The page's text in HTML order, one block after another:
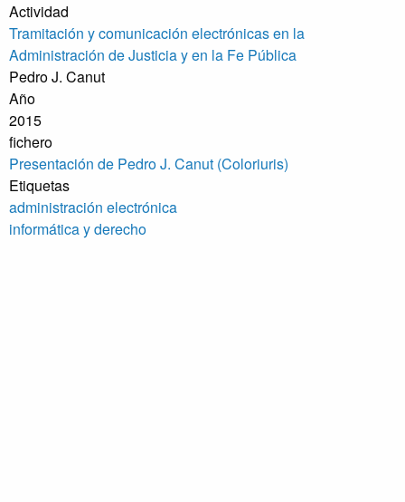
Actividad
Tramitación y comunicación electrónicas en la
Administración de Justicia y en la Fe Pública
Pedro J. Canut
Año
2015
fichero
Presentación de Pedro J. Canut (Coloriuris)
Etiquetas
administración electrónica
informática y derecho